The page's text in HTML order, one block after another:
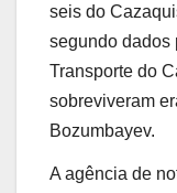
seis do
segundo dados
Transporte do
sobreviveram
Bozumbayev.
A agência de